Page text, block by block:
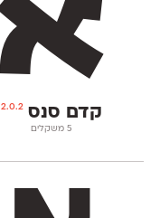
קדם סנס2.0.2
‫5 משקלים